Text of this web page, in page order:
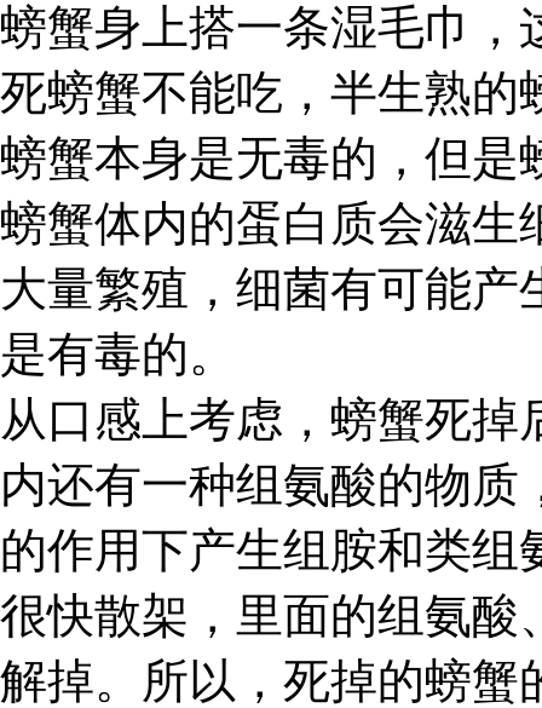
螃蟹身上搭一条湿毛巾，
死螃蟹不能吃，半生熟的
螃蟹本身是无毒的，但是
螃蟹体内的蛋白质会滋生
大量繁殖，细菌有可能
是有毒的。
从口感上考虑，螃蟹死
内还有一种组氨酸的物
的作用下产生组胺和类
很快散架，里面的组氨酸
解掉。所以，死掉的螃蟹